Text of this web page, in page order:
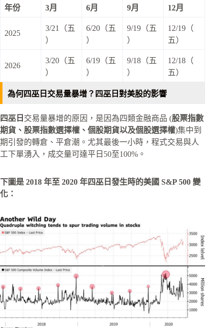
年份 3月 6月 9月 12月
2025
3/21（五
）
6/20（五
）
9/19（五
）
12/19（
五）
2026
3/20（五
）
6/19（五
）
9/18（五
）
12/18（
五）
為何四巫日交易量暴增？四巫日對美股的影響
四巫日 交易量暴增的原因，是因為四類金融商品 (股票指數
期貨、股票指數選擇權、個股期貨以及個股選擇權)集中到
期引發的轉倉、平倉潮。尤其最後一小時，程式交易與人
工下單湧入，成交量可達平日50至100%。​
下圖是 2018 年至 2020 年四巫日發生時的美國 S&P 500 變
化：